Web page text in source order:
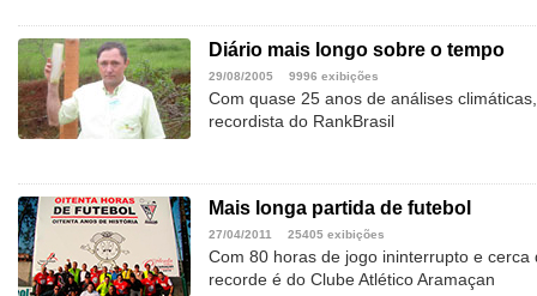
Diário mais longo sobre o tempo
29/08/2005 9996 exibições
Com quase 25 anos de análises
recordista do RankBrasil
Mais longa partida de futebol
27/04/2011 25405 exibições
Com 80 horas de jogo ininterrupto e
recorde é do Clube Atlético Aramaçan